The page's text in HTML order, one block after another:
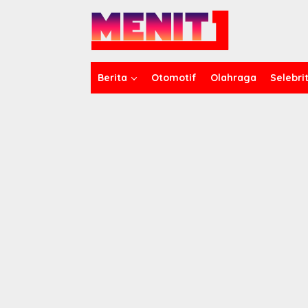
Berita Otomotif Olahraga